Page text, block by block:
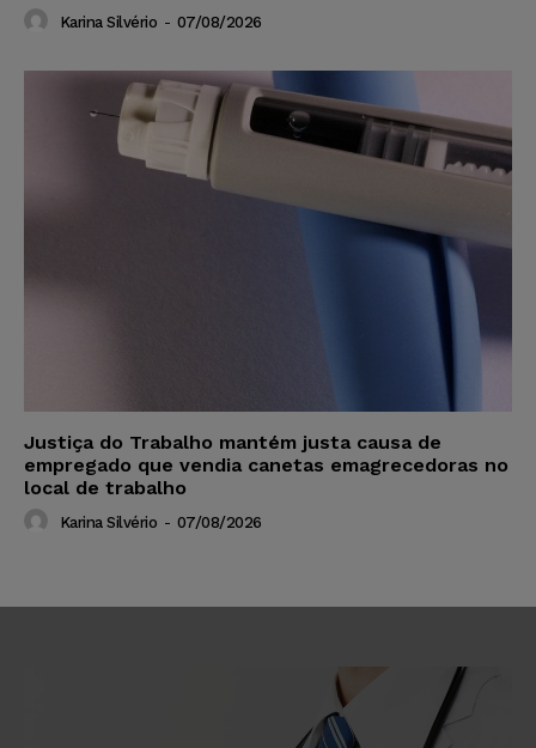
Karina Silvério - 07/08/2026
Justiça do Trabalho mantém justa causa de
empregado que vendia canetas emagrecedoras no
local de trabalho
Karina Silvério - 07/08/2026